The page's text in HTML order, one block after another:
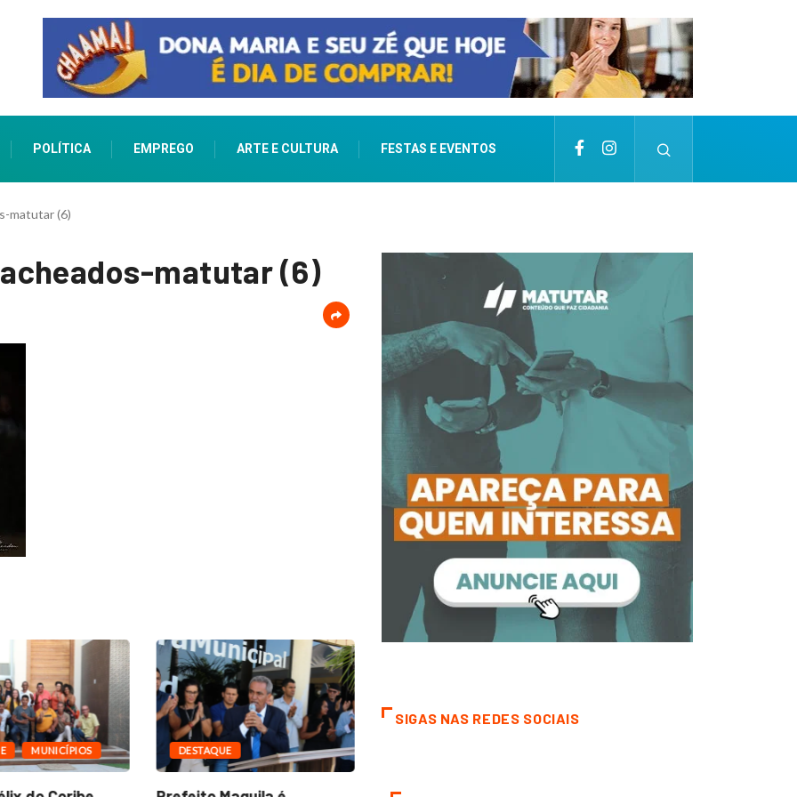
POLÍTICA EMPREGO ARTE E CULTURA FESTAS E EVENTOS
matutar (6)
matutar (6)
MUNICÍPIOS DESTAQUE
SIGAS NAS REDES SOCIAIS